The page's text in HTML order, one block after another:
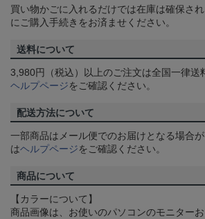
買い物かごに入れるだけでは在庫は確保さ
にご購入手続きをお済ませください。
送料について
3,980円（税込）以上のご注文は全国一律送
ヘルプページをご確認ください。
配送方法について
一部商品はメール便でのお届けとなる場合
はヘルプページをご確認ください。
商品について
【カラーについて】
商品画像は、お使いのパソコンのモニター